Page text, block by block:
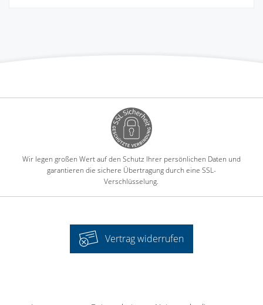
Wir legen großen Wert auf den Schutz Ihrer persönlichen Daten und
garantieren die sichere Übertragung durch eine SSL-
Verschlüsselung.
Vertrag widerrufen